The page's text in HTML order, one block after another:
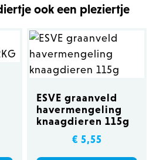
ook een pleziertje
ESVE graanveld
havermengeling
knaagdieren 115g
€ 5,55